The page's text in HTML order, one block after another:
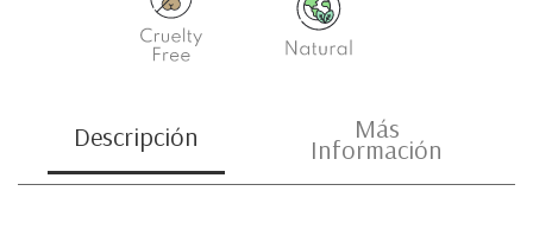
Descripción Más
Información